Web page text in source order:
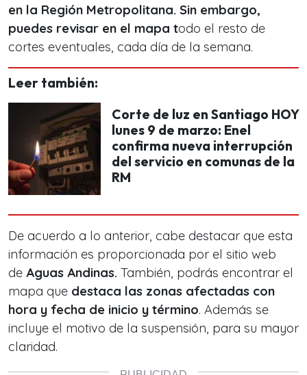
en la Región Metropolitana. Sin embargo,
puedes revisar en el mapa todo el resto de
cortes eventuales, cada día de la semana.
Leer también:
Corte de luz en Santiago HOY
lunes 9 de marzo: Enel
confirma nueva interrupción
del servicio en comunas de la
RM
De acuerdo a lo anterior, cabe destacar que esta
información es proporcionada por el sitio web
de Aguas Andinas. También, podrás encontrar el
mapa que destaca las zonas afectadas con
hora y fecha de inicio y término. Además se
incluye el motivo de la suspensión, para su mayor
claridad.